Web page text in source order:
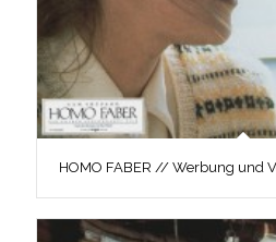
HOMO FABER // Werbung und